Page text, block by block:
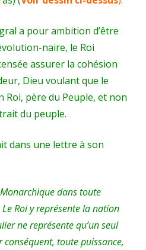
a pour ambition d’être
naire, le Roi
assurer la cohésion
Dieu voulant que le
Roi, père du Peuple, et non
du peuple.
dans une lettre à son
dans toute
Le Roi y représente la nation
ne représente qu’un seul
conséquent, toute puissance,